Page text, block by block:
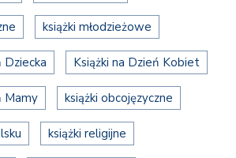
książki młodzieżowe
Dziecka Książki na Dzień Kobiet
Mamy książki obcojęzyczne
książki religijne